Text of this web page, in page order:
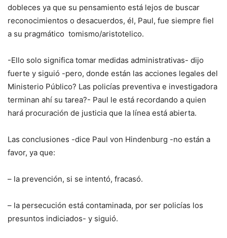
dobleces ya que su pensamiento está lejos de buscar
reconocimientos o desacuerdos, él, Paul, fue siempre fiel
a su pragmático tomismo/aristotelico.
-Ello solo significa tomar medidas administrativas- dijo
fuerte y siguió -pero, donde están las acciones legales del
Ministerio Público? Las policías preventiva e investigadora
terminan ahí su tarea?- Paul le está recordando a quien
hará procuración de justicia que la línea está abierta.
Las conclusiones -dice Paul von Hindenburg -no están a
favor, ya que:
– la prevención, si se intentó, fracasó.
– ⁠la persecución está contaminada, por ser policías los
presuntos indiciados- y siguió.